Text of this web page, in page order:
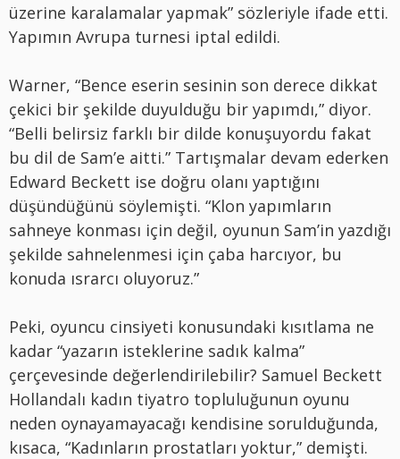
üzerine karalamalar yapmak” sözleriyle ifade etti.
Yapımın Avrupa turnesi iptal edildi.
Warner, “Bence eserin sesinin son derece dikkat
çekici bir şekilde duyulduğu bir yapımdı,” diyor.
“Belli belirsiz farklı bir dilde konuşuyordu fakat
bu dil de Sam’e aitti.” Tartışmalar devam ederken
Edward Beckett ise doğru olanı yaptığını
düşündüğünü söylemişti. “Klon yapımların
sahneye konması için değil, oyunun Sam’in yazdığı
şekilde sahnelenmesi için çaba harcıyor, bu
konuda ısrarcı oluyoruz.”
Peki, oyuncu cinsiyeti konusundaki kısıtlama ne
kadar “yazarın isteklerine sadık kalma”
çerçevesinde değerlendirilebilir? Samuel Beckett
Hollandalı kadın tiyatro topluluğunun oyunu
neden oynayamayacağı kendisine sorulduğunda,
kısaca, “Kadınların prostatları yoktur,” demişti.